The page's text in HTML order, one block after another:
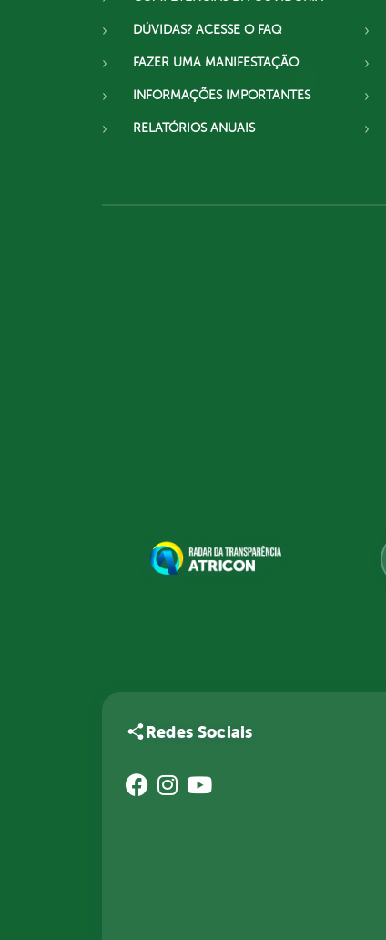
DÚVIDAS? ACESSE O FAQ
FAZER UMA MANIFESTAÇÃO
INFORMAÇÕES IMPORTANTES
RELATÓRIOS ANUAIS
Redes Sociais